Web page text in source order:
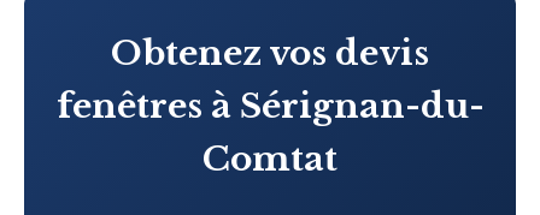
Obtenez vos devis
fenêtres à Sérignan-du-
Comtat